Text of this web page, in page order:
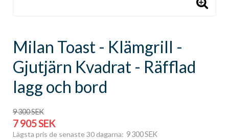
Milan Toast - Klämgrill -
Gjutjärn Kvadrat - Räfflad
lagg och bord
9 300 SEK
7 905 SEK
Lägsta pris de senaste 30 dagarna 9 300 SEK